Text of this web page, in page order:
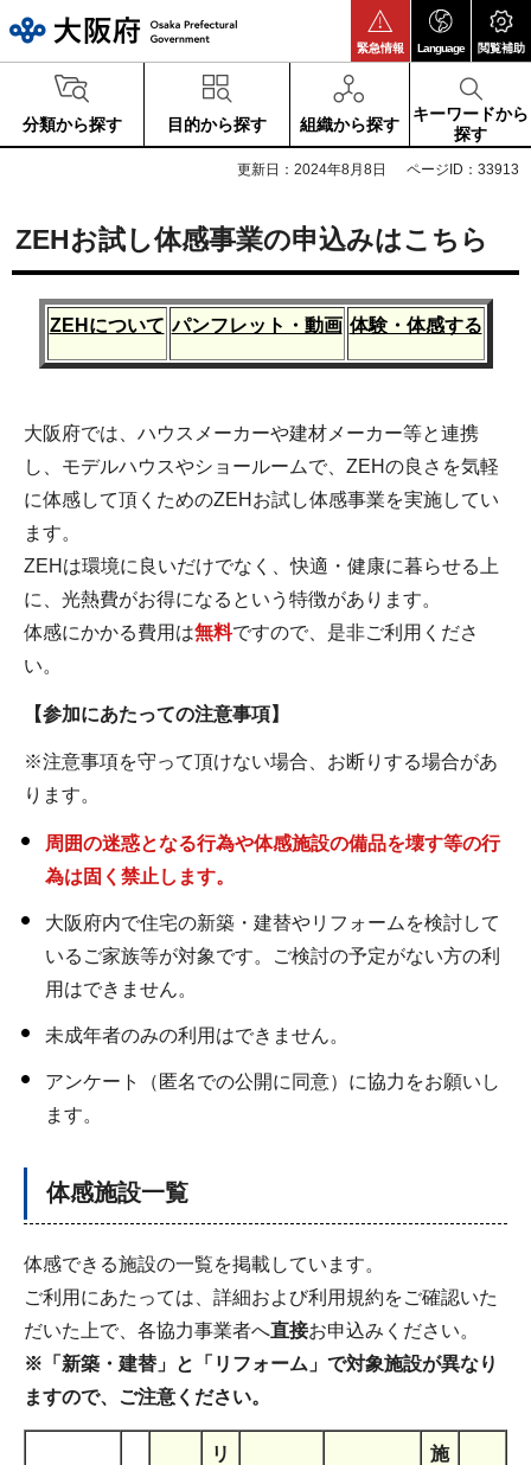
緊急情報 Language 閲覧補助
分類から探す 目的から探す 組織から探す
キーワードから
探す
更新日：2024年8月8日 ページID：33913
ZEHお試し体感事業の申込みはこちら
ZEHについて パンフレット・動画 体験・体感する
大阪府では、ハウスメーカーや建材メーカー等と連携
し、モデルハウスやショールームで、ZEHの良さを気軽
に体感して頂くためのZEHお試し体感事業を実施してい
ます。
ZEHは環境に良いだけでなく、快適・健康に暮らせる上
に、光熱費がお得になるという特徴があります。
体感にかかる費用は無料ですので、是非ご利用くださ
い。
【参加にあたっての注意事項】
※注意事項を守って頂けない場合、お断りする場合があ
ります。
周囲の迷惑となる行為や体感施設の備品を壊す等の行
為は固く禁止します。
大阪府内で住宅の新築・建替やリフォームを検討して
いるご家族等が対象です。ご検討の予定がない方の利
用はできません。
未成年者のみの利用はできません。
アンケート（匿名での公開に同意）に協力をお願いし
ます。
体感施設一覧
体感できる施設の一覧を掲載しています。
ご利用にあたっては、詳細および利用規約をご確認いた
だいた上で、各協力事業者へ直接お申込みください。
※「新築・建替」と「リフォーム」で対象施設が異なり
ますので、ご注意ください。
リ
施